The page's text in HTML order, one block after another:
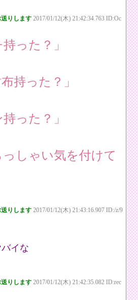
りします 2017/01/12(木) 21:42:34.763 ID:Oc
った？」
持った？」
った？」
しゃい気を付けて
りします 2017/01/12(木) 21:43:16.907 ID:/z/9
イな
りします 2017/01/12(木) 21:42:35.082 ID:rec